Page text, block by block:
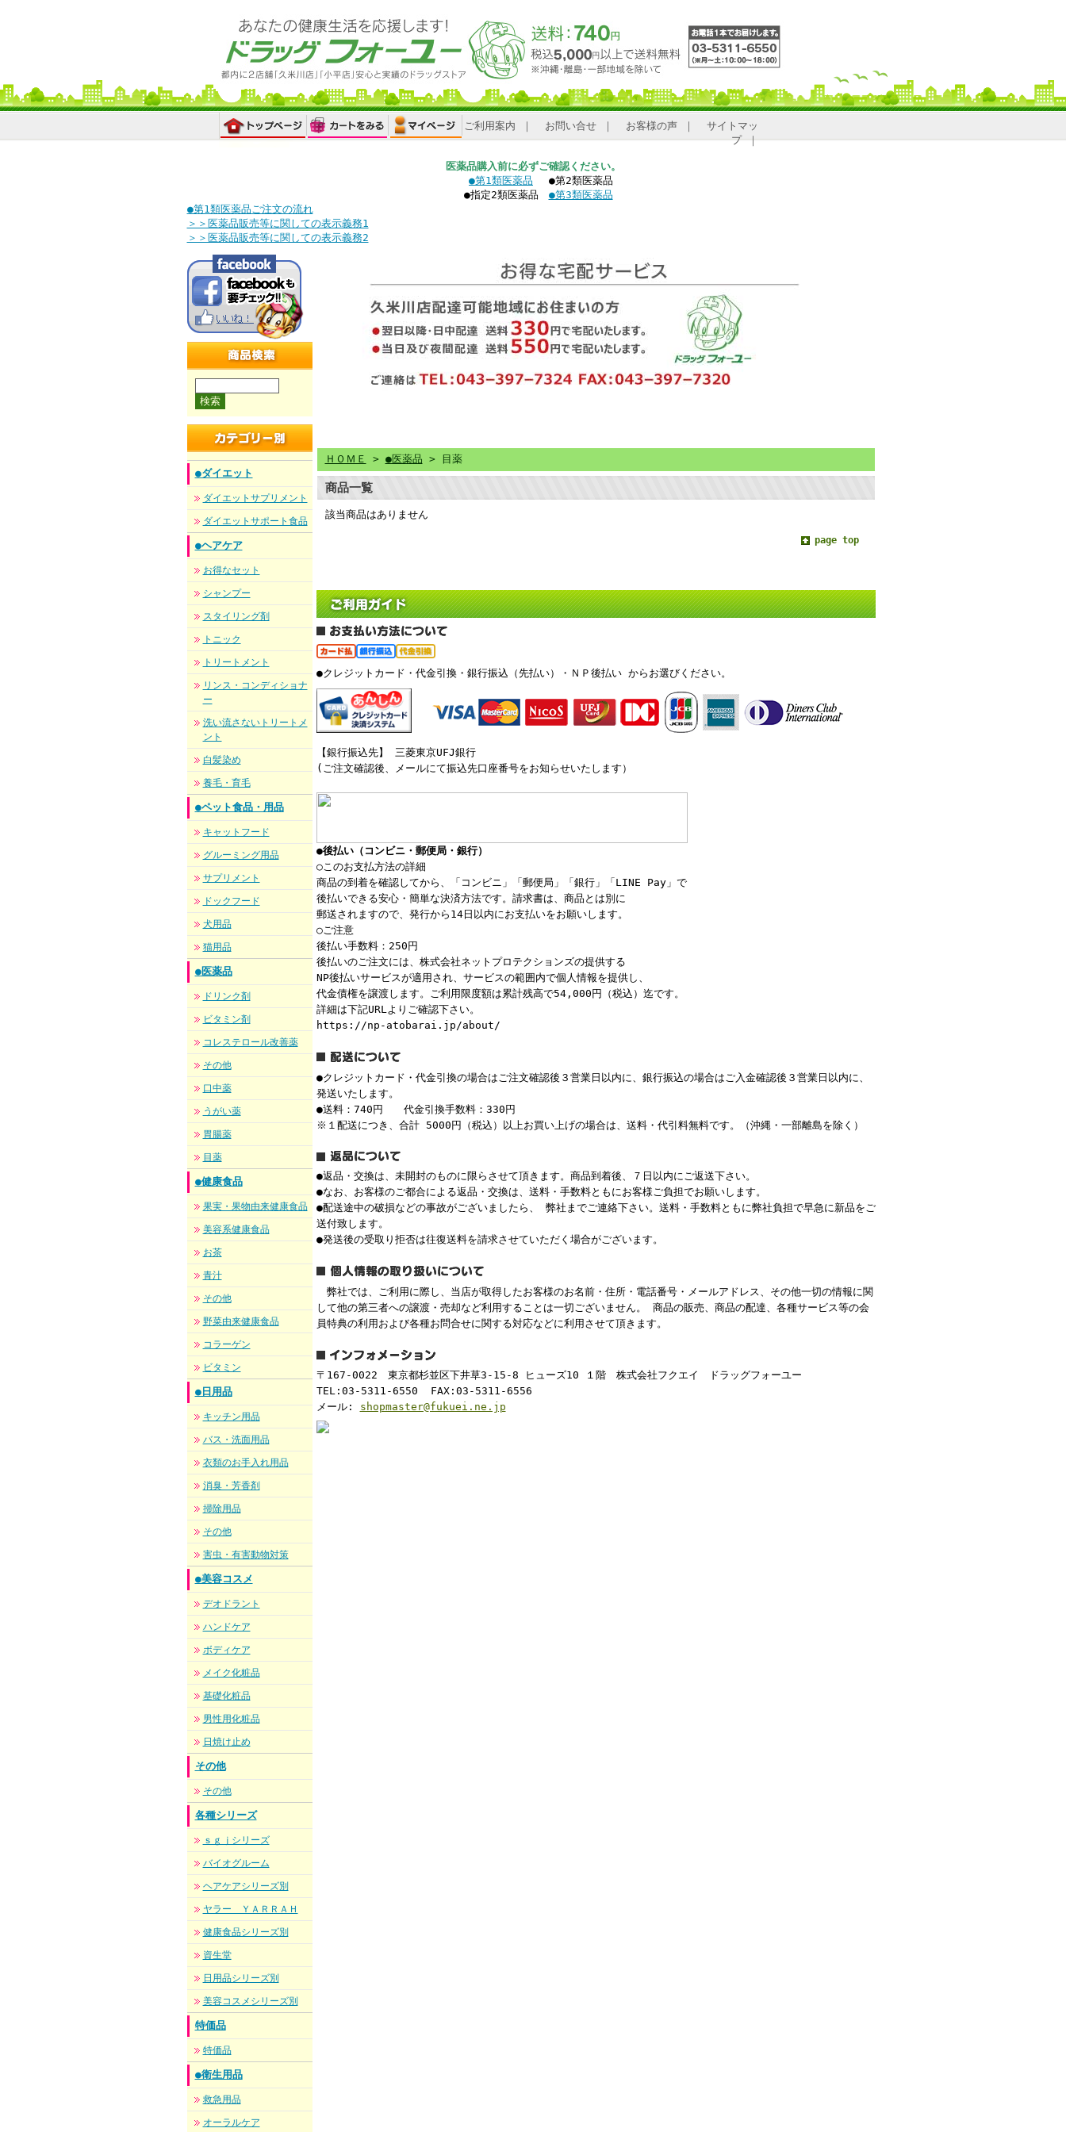
ご利用案内 ｜ お問い合せ｜ お客様の声｜
サイトマッ
プ｜
医薬品購入前に必ずご確認ください。
●第1類医薬品
●第2類医薬品
●指定2類医薬品
●第3類医薬品
●第1類医薬品ご注文の流れ
＞＞医薬品販売等に関しての表示義務1
＞＞医薬品販売等に関しての表示義務2
商品検索
●ダイエット
ダイエットサプリメント
ダイエットサポート食品
●ヘアケア
お得なセット
シャンプー
スタイリング剤
トニック
トリートメント
リンス・コンディショナ
ー
洗い流さないトリートメ
ント
白髪染め
養毛・育毛
●ペット食品・用品
キャットフード
グルーミング用品
サプリメント
ドックフード
犬用品
猫用品
●医薬品
ドリンク剤
ビタミン剤
コレステロール改善薬
その他
口中薬
うがい薬
胃腸薬
目薬
●健康食品
果実・果物由来健康食品
美容系健康食品
お茶
青汁
その他
野菜由来健康食品
コラーゲン
ビタミン
●日用品
キッチン用品
バス・洗面用品
衣類のお手入れ用品
消臭・芳香剤
掃除用品
その他
害虫・有害動物対策
●美容コスメ
デオドラント
ハンドケア
ボディケア
メイク化粧品
基礎化粧品
男性用化粧品
日焼け止め
その他
その他
各種シリーズ
ｓｇｊシリーズ
バイオグルーム
ヘアケアシリーズ別
ヤラー ＹＡＲＲＡＨ
健康食品シリーズ別
資生堂
日用品シリーズ別
美容コスメシリーズ別
特価品
特価品
●衛生用品
救急用品
オーラルケア
ＨＯＭＥ > ●医薬品 > 目薬
商品一覧
該当商品はありません
page top
●クレジットカード・代金引換・銀行振込（先払い）・ＮＰ後払い からお選びください。
【銀行振込先】 三菱東京UFJ銀行
(ご注文確認後、メールにて振込先口座番号をお知らせいたします）
●後払い（コンビニ・郵便局・銀行）
○このお支払方法の詳細
商品の到着を確認してから、「コンビニ」「郵便局」「銀行」「LINE Pay」で
後払いできる安心・簡単な決済方法です。請求書は、商品とは別に
郵送されますので、発行から14日以内にお支払いをお願いします。
○ご注意
後払い手数料：250円
後払いのご注文には、株式会社ネットプロテクションズの提供する
NP後払いサービスが適用され、サービスの範囲内で個人情報を提供し、
代金債権を譲渡します。ご利用限度額は累計残高で54,000円（税込）迄です。
詳細は下記URLよりご確認下さい。
https://np-atobarai.jp/about/
●クレジットカード・代金引換の場合はご注文確認後３営業日以内に、銀行振込の場合はご入金確認後３営業日以内に、
発送いたします。
●送料：740円 代金引換手数料：330円
※１配送につき、合計 5000円（税込）以上お買い上げの場合は、送料・代引料無料です。（沖縄・一部離島を除く）
●返品・交換は、未開封のものに限らさせて頂きます。商品到着後、７日以内にご返送下さい。
●なお、お客様のご都合による返品・交換は、送料・手数料ともにお客様ご負担でお願いします。
●配送途中の破損などの事故がございましたら、 弊社までご連絡下さい。送料・手数料ともに弊社負担で早急に新品をご
送付致します。
●発送後の受取り拒否は往復送料を請求させていただく場合がございます。
弊社では、ご利用に際し、当店が取得したお客様のお名前・住所・電話番号・メールアドレス、その他一切の情報に関
して他の第三者への譲渡・売却など利用することは一切ございません。 商品の販売、商品の配達、各種サービス等の会
員特典の利用および各種お問合せに関する対応などに利用させて頂きます。
〒167-0022 東京都杉並区下井草3-15-8 ヒューズ10 １階 株式会社フクエイ ドラッグフォーユー
TEL:03-5311-6550 FAX:03-5311-6556
メール: shopmaster@fukuei.ne.jp